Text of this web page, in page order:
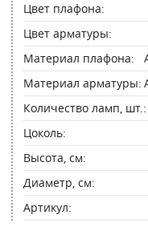
Цвет плафона:
Цвет арматуры:
Материал плафона:
Материал арматуры:
Количество ламп, шт.:
Цоколь:
Высота, см:
Диаметр, см:
Артикул: